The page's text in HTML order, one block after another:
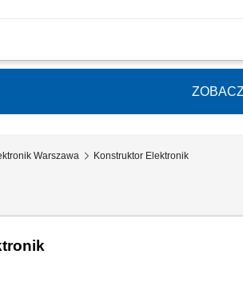
Samodzielne diagnozowanie nieprawidłowości w
Warszawa Konstruktor Elektronik